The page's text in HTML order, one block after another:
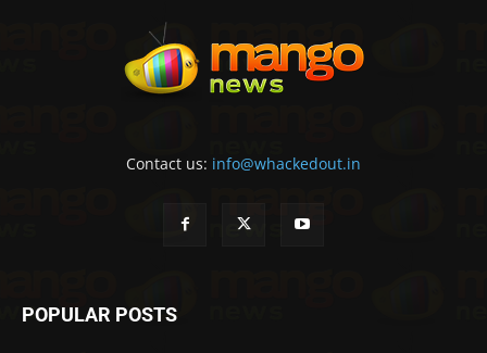
Contact us: info@whackedout.in
POPULAR POSTS